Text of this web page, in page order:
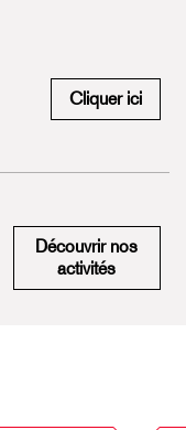
Cliquer ici
Découvrir nos
activités